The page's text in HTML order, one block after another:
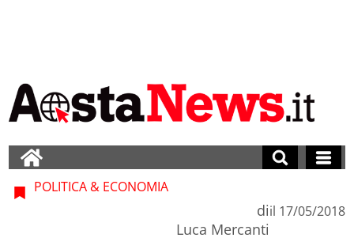
POLITICA & ECONOMIA
di
Luca Mercanti
il 17/05/2018